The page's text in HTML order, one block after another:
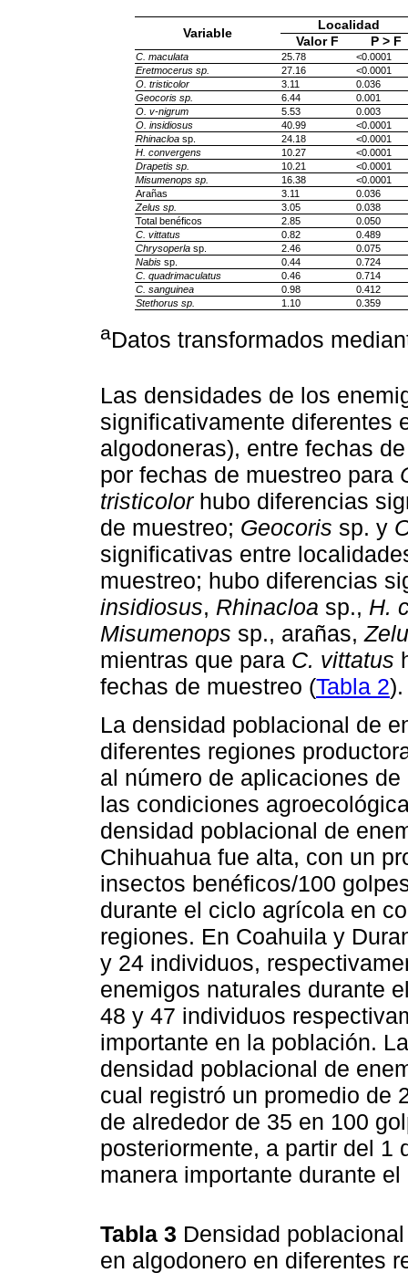
Variable
Localidad
Valor F
P > F
C. maculata 25.78
<0.0001
Eretmocerus sp.
27.16
<0.0001
O. tristicolor
3.11
0.036
Geocoris sp.
6.44
0.001
O. v-nigrum
5.53
0.003
O. insidiosus
40.99
<0.0001
Rhinacloasp. 24.18
<0.0001
H. convergens
10.27
<0.0001
Drapetis sp.
10.21
<0.0001
Misumenops sp.
16.38
<0.0001
Arañas
3.11
0.036
Zelus sp.
3.05
0.038
Total benéficos
2.85
0.050
C. vittatus
0.82
0.489
Chrysoperlasp. 2.46
0.075
Nabissp. 0.44
0.724
C. quadrimaculatus
0.46
0.714
C. sanguinea
0.98
0.412
Stethorus sp.
1.10 0.359
aDatos transformados
Las densidades de los
significativamente diferentes
algodoneras), entre fechas
por fechas de muestreo para
tristicolorhubo diferencias
de muestreo; Geocoris sp. y
significativas entre
muestreo; hubo diferencias
insidiosus, Rhinacloa sp., H.
Misumenops sp., arañas,
mientras que para C. vittatus
fechas de muestreo (Tabla 2).
La densidad poblacional de
diferentes regiones
al número de aplicaciones
las condiciones
densidad poblacional de
Chihuahua fue alta, con un
insectos benéficos/100
durante el ciclo agrícola en
regiones. En Coahuila y
y 24 individuos,
enemigos naturales durante
48 y 47 individuos
importante en la población.
densidad poblacional de
cual registró un promedio de
de alrededor de 35 en 100
posteriormente, a partir del 1
manera importante durante
Tabla 3 Densidad
en algodonero en diferentes